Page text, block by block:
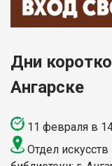
Дни
Ангарске
11 февраля в
Отдел